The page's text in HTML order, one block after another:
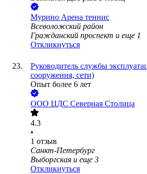
Мурино Арена теннис
Всеволожский район
Гражданский проспект и еще 1
Откликнуться
Руководитель службы
сооружения, сети)
Опыт более 6 лет
ООО ЦДС Северная Столица
4.3
•
1 отзыв
Санкт-Петербург
Выборгская и еще 3
Откликнуться